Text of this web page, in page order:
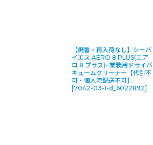
【廃番・再入荷なし】シーバ
イエス AERO 8 PLUS(エア
ロ 8 プラス)- 業務用ドライバ
キュームクリーナー【代引不
可・個人宅配送不可】
[7042-03-1-d_6022892]